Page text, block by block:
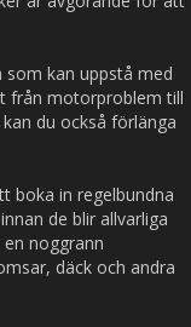
som kan uppstå med
från motorproblem till
du också förlänga
boka in regelbundna
de blir allvarliga
noggrann
däck och andra